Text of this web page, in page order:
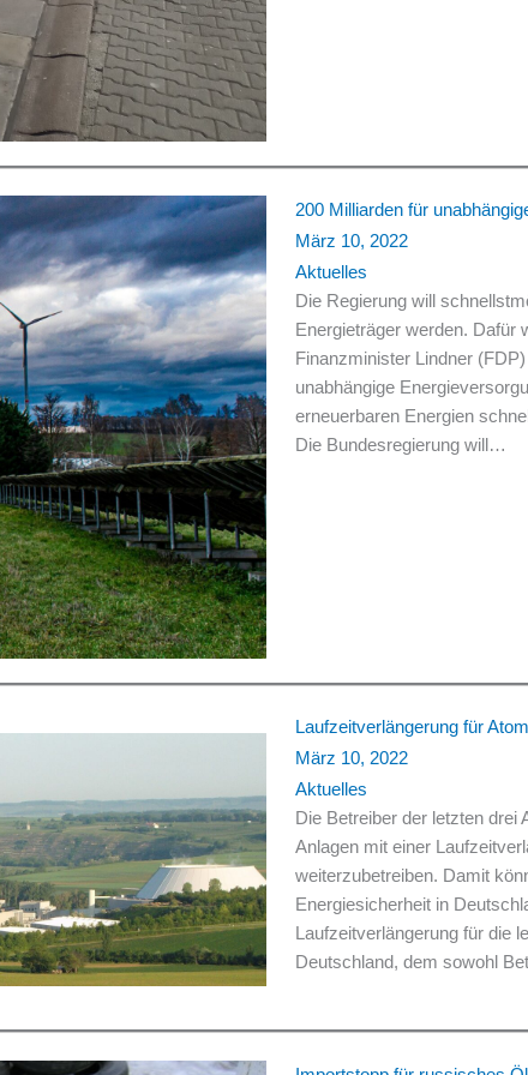
200 Milliarden für
März 10, 2022
Aktuelles
Die Regierung will
Energieträger werden. Dafür
Finanzminister Lindner
unabhängige
erneuerbaren Energien
Die Bundesregierung will…
Laufzeitverlängerung für
März 10, 2022
Aktuelles
Die Betreiber der letzten drei
Anlagen mit einer
weiterzubetreiben. Damit
Energiesicherheit in
Laufzeitverlängerung für die
Deutschland, dem sowohl